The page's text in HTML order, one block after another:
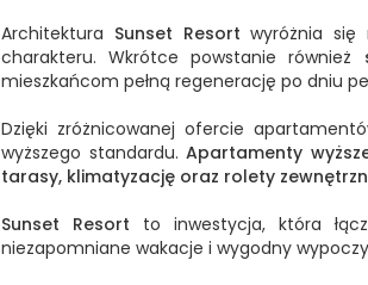
Architektura Sunset Resort wyróżnia się
charakteru. Wkrótce powstanie również
mieszkańcom pełną regenerację po dniu
Dzięki zróżnicowanej ofercie
wyższego standardu.Apartamenty
tarasy, klimatyzację oraz rolety
Sunset Resort to inwestycja, która
niezapomniane wakacje i wygodny